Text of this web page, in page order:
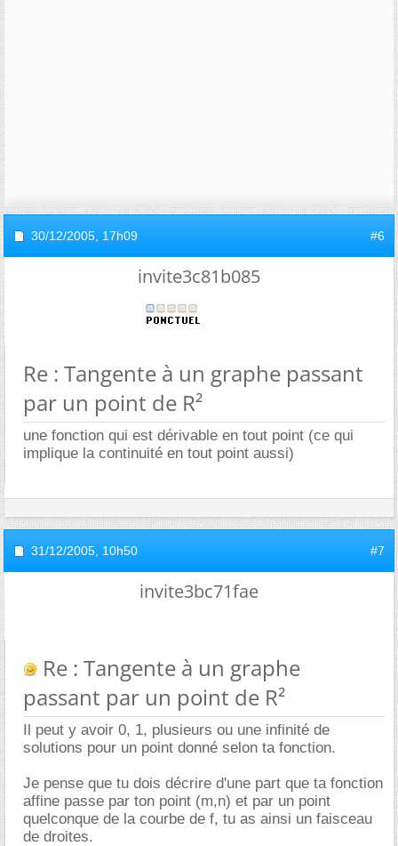
30/12/2005, 17h09 #6
invite3c81b085
Re : Tangente à un graphe passant
par un point de R²
une fonction qui est dérivable en tout point (ce qui
implique la continuité en tout point aussi)
31/12/2005, 10h50 #7
invite3bc71fae
Re : Tangente à un graphe
passant par un point de R²
Il peut y avoir 0, 1, plusieurs ou une infinité de
solutions pour un point donné selon ta fonction.
Je pense que tu dois décrire d'une part que ta fonction
affine passe par ton point (m,n) et par un point
quelconque de la courbe de f, tu as ainsi un faisceau
de droites.